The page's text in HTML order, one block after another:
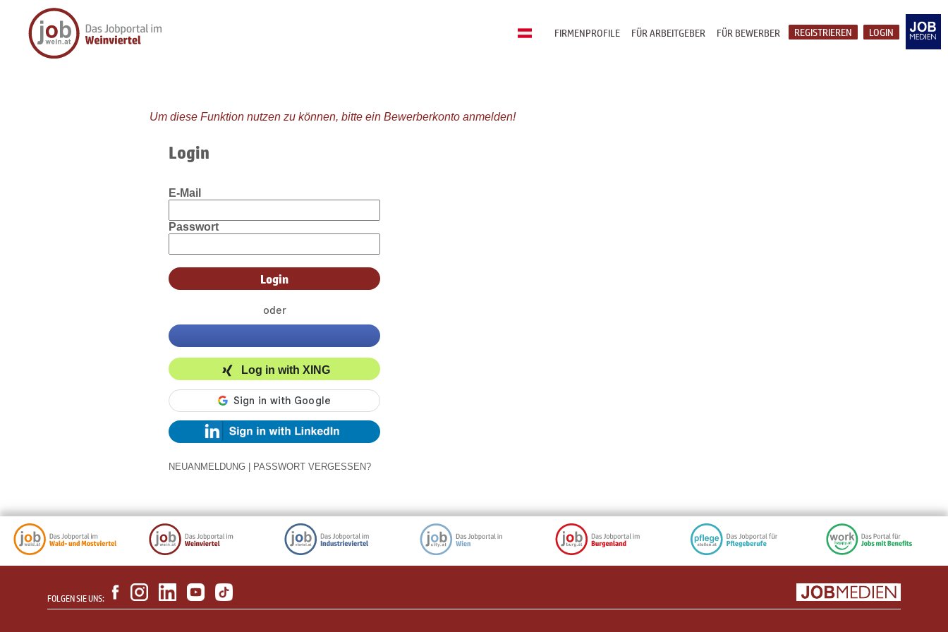
LOGIN
REGISTRIEREN
FÜR BEWERBER
FÜR ARBEITGEBER
FIRMENPROFILE
Um diese Funktion nutzen zu können, bitte ein Bewerberkonto anmelden!
Login
E-Mail
Passwort
oder
Log in with XING
NEUANMELDUNG PASSWORT VERGESSEN?
FOLGEN SIE UNS: